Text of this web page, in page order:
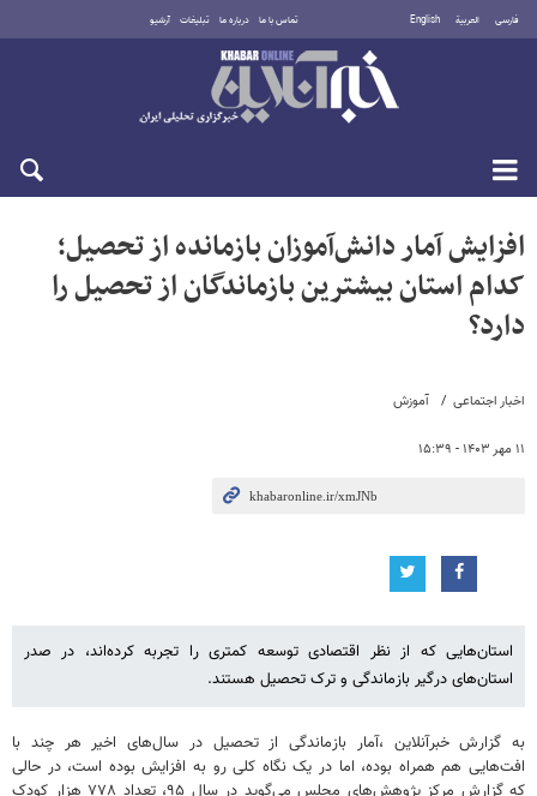
فارسی العربية English تماس با ما درباره ما تبلیغات آرشیو
شنبه ۱۷ مرداد ۱۴۰۵
اخبار اجتماعی آموزش
۱۱ مهر ۱۴۰۳ - ۱۵:۳۹
افزایش آمار دانش‌آموزان بازمانده از تحصیل؛
کدام استان بیشترین بازماندگان از تحصیل را
دارد؟
استان‌هایی که از نظر اقتصادی توسعه کمتری را تجربه کرده‌اند، در صدر
استان‌های درگیر بازماندگی و ترک تحصیل هستند.
به گزارش خبرآنلاین ،آمار بازماندگی از تحصیل در سال‌های اخیر هر چند با
افت‌هایی هم همراه بوده، اما در یک نگاه کلی رو به افزایش بوده است، در حالی
که گزارش مرکز پژوهش‌های مجلس می‌گوید در سال ۹۵، تعداد ۷۷۸ هزار کودک